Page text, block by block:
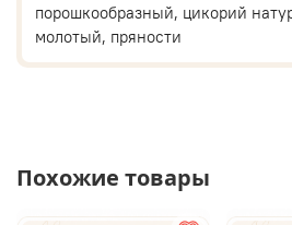
порошкообразный, цикорий
молотый, пряности
Похожие товары